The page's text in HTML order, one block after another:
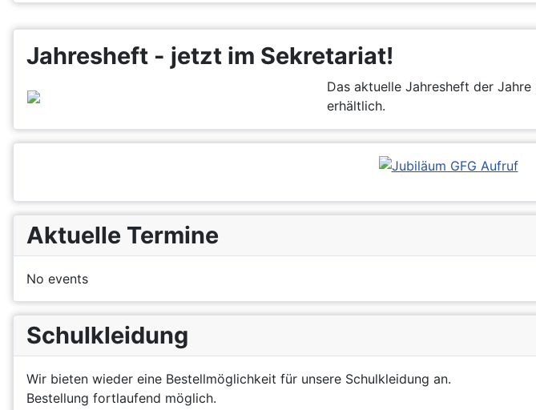
Jahresheft - jetzt im Sekretariat!
Das aktuelle Jahresheft der
erhältlich.
Aktuelle Termine
No events
Schulkleidung
Wir bieten wieder eine Bestellmöglichkeit für unsere Schulkleidung an.
Bestellung fortlaufend möglich.